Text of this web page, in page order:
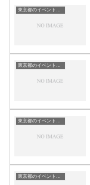
東京都のイベント会場一覧
東京都のイベント会場一覧
東京都のイベント会場一覧
東京都のイベント会場一覧